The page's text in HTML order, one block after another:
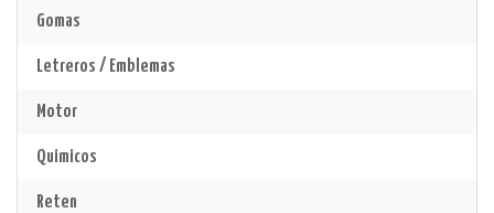
Gomas
Letreros / Emblemas
Motor
Quimicos
Reten